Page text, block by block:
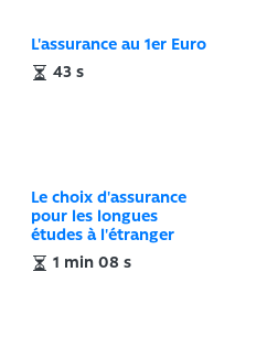
L'assurance au 1er Euro
43 s
Le choix d'assurance
pour les longues
études à l'étranger
1 min 08 s